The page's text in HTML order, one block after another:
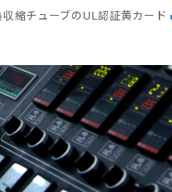
縮チューブのUL認証黄カード